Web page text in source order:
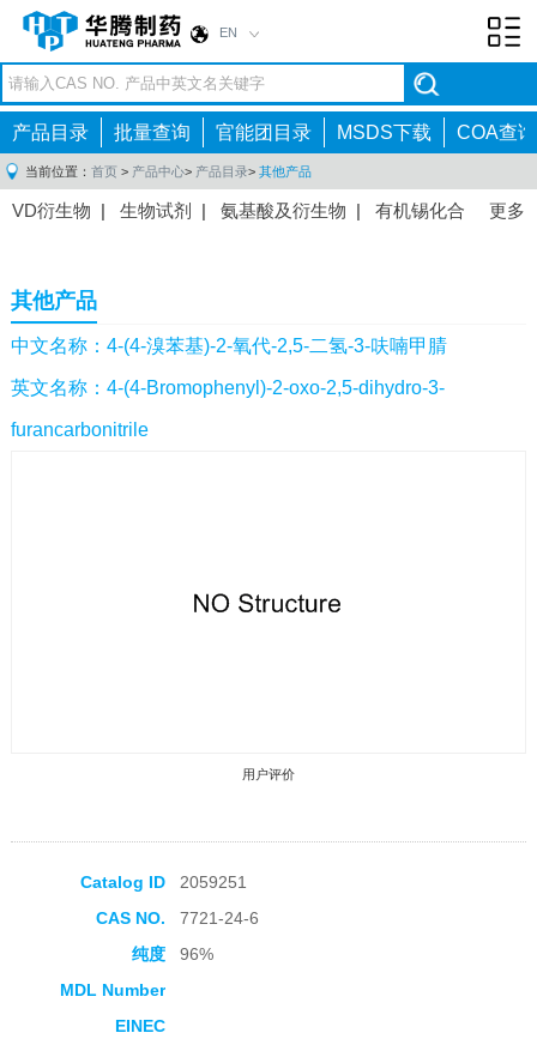
EN
产品目录 批量查询 官能团目录 MSDS下载 COA查询
当前位置： 首页 > 产品中心> 产品目录> 其他产品
更多
VD衍生物 | 生物试剂 | 氨基酸及衍生物 | 有机锡化合
间体|抗高血压药物中间体
感染药物中间体
体 |抗精神病药物中间体 |抗炎药物中间体 |精选原料
药中间体|其他原料药中间体|
其他产品
中文名称：4-(4-溴苯基)-2-氧代-2,5-二氢-3-呋喃甲腈
英文名称：4-(4-Bromophenyl)-2-oxo-2,5-dihydro-3-
furancarbonitrile
用户评价
Catalog ID
2059251
CAS NO.
7721-24-6
纯度
96%
MDL Number
EINEC